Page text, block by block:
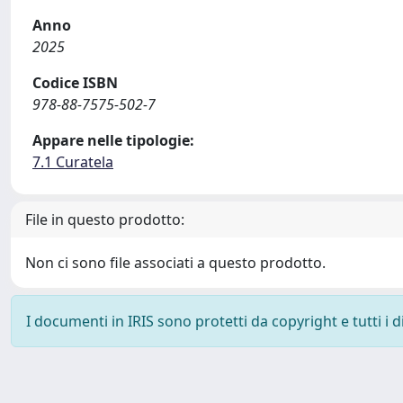
Anno
2025
Codice ISBN
978-88-7575-502-7
Appare nelle tipologie:
7.1 Curatela
File in questo prodotto:
Non ci sono file associati a questo prodotto.
I documenti in IRIS sono protetti da copyright e tutti i